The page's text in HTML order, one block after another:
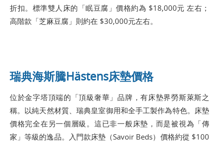
折扣。標準雙人床的「眠豆腐」價格約為 $18,000元 左右；
高階款「芝麻豆腐」則約在 $30,000元左右。
瑞典海斯騰Hästens床墊價格
位於金字塔頂端的「頂級奢華」品牌，有床墊界勞斯萊斯之
稱。以純天然材質、瑞典皇室御用和全手工製作為特色。床墊
價格完全在另一個層級。這已非一般床墊，而是被視為「傳
家」等級的逸品。入門款床墊（Savoir Beds）價格約從 $100